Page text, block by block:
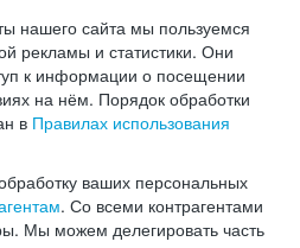
нашего сайта мы пользуемся
рекламы и статистики. Они
к информации о посещении
на нём. Порядок обработки
в Правилах использования
ваших персональных
. Со всеми контрагентами
Мы можем делегировать часть